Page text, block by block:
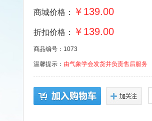
商城价格： ￥139.00
折扣价格： ￥139.00
商品编号：1073
温馨提示： 由气象学会发货并负责售后服务